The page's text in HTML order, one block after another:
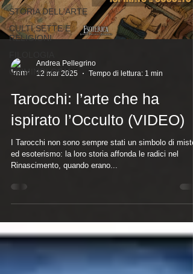
STORIA DELL'ARTE
CULTI,SETTE E
RELIGIONI
CRIMINOLOGIA
Andrea Pellegrino
12 mar 2025
Tempo di lettura: 1 min
Tarocchi: l’arte che ha
ispirato l’Occulto (VIDEO)
I Tarocchi non sono sempre stati un simbolo di
ed esoterismo: la loro storia affonda le radici nel
Rinascimento, quando erano...